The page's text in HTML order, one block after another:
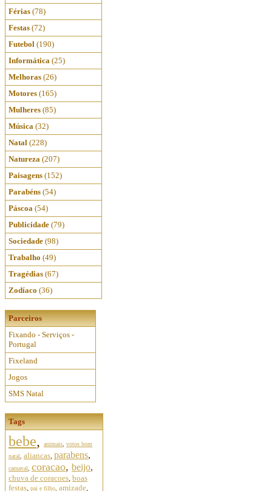
Férias (78)
Festas (72)
Futebol (190)
Informática (25)
Melhoras (26)
Motores (165)
Mulheres (85)
Música (32)
Natal (228)
Natureza (207)
Paisagens (152)
Parabéns (54)
Páscoa (54)
Publicidade (79)
Sociedade (98)
Trabalho (49)
Tragédias (67)
Zodíaco (36)
Parceiros
Fixando - Serviços -
Portugal
Fixeland
Jogos
SMS Natal
Tags
bebe, animais votos bom
natal
aliancas, parabens,
carnaval coracao, beijo,
chuva de coracoes, boas
festas, pai e filho amizade,